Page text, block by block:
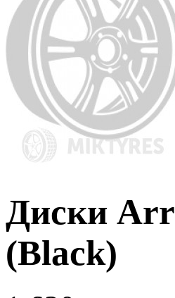
Диски
(Black)